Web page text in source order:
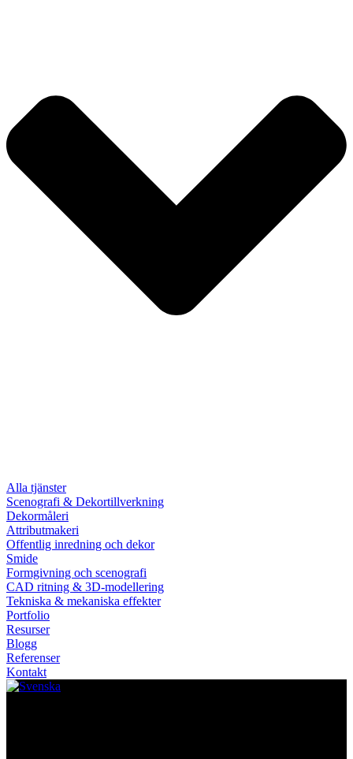
Alla tjänster
Scenografi & Dekortillverkning
Dekormåleri
Attributmakeri
Offentlig inredning och dekor
Smide
Formgivning och scenografi
CAD ritning & 3D-modellering
Tekniska & mekaniska effekter
Portfolio
Resurser
Blogg
Referenser
Kontakt